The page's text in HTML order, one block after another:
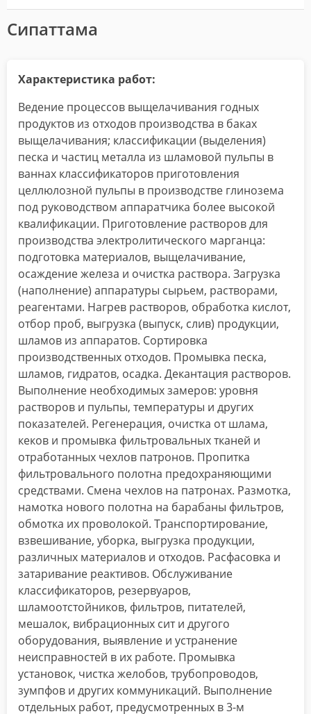
Сипаттама
Характеристика работ:
Ведение процессов выщелачивания годных
продуктов из отходов производства в баках
выщелачивания; классификации (выделения)
песка и частиц металла из шламовой пульпы в
ваннах классификаторов приготовления
целлюлозной пульпы в производстве глинозема
под руководством аппаратчика более высокой
квалификации. Приготовление растворов для
производства электролитического марганца:
подготовка материалов, выщелачивание,
осаждение железа и очистка раствора. Загрузка
(наполнение) аппаратуры сырьем, растворами,
реагентами. Нагрев растворов, обработка кислот,
отбор проб, выгрузка (выпуск, слив) продукции,
шламов из аппаратов. Сортировка
производственных отходов. Промывка песка,
шламов, гидратов, осадка. Декантация растворов.
Выполнение необходимых замеров: уровня
растворов и пульпы, температуры и других
показателей. Регенерация, очистка от шлама,
кеков и промывка фильтровальных тканей и
отработанных чехлов патронов. Пропитка
фильтровального полотна предохраняющими
средствами. Смена чехлов на патронах. Размотка,
намотка нового полотна на барабаны фильтров,
обмотка их проволокой. Транспортирование,
взвешивание, уборка, выгрузка продукции,
различных материалов и отходов. Расфасовка и
затаривание реактивов. Обслуживание
классификаторов, резервуаров,
шламоотстойников, фильтров, питателей,
мешалок, вибрационных сит и другого
оборудования, выявление и устранение
неисправностей в их работе. Промывка
установок, чистка желобов, трубопроводов,
зумпфов и других коммуникаций. Выполнение
отдельных работ, предусмотренных в 3-м